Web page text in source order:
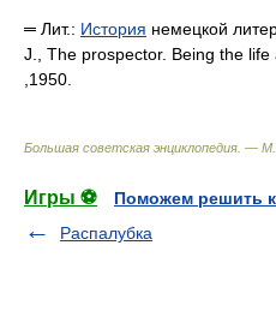
═ Лит.: История немецкой
J., The prospector. Being the life
,1950.
Большая советская энциклопедия. —
Игры ⚽
Поможем решить
Распалубка